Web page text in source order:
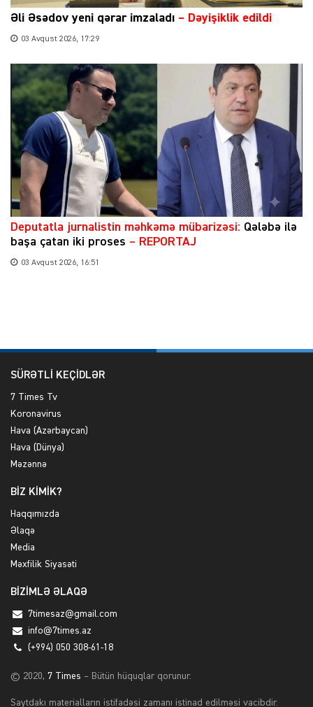
Əli Əsədov yeni qərar imzaladı – Dəyişiklik edildi
03 Avqust 2026, 17:29
​Deputatla jurnalistin məhkəmə mübarizəsi: Qələbə ilə
başa çatan iki proses – REPORTAJ
03 Avqust 2026, 16:51
SÜRƏTLİ KEÇİDLƏR
7 Times Tv
Koronavirus
Hava (Azərbaycan)
Hava (Dünya)
Məzənnə
BİZ KİMİK?
Haqqımızda
Əlaqə
Media
Məxfilik Siyasəti
BİZİMLƏ ƏLAQƏ
7timesaz@gmail.com
info@7times.az
(+994) 050 308-61-18
© 2020, 7 Times – Bütün hüquqlar qorunur.
Saytdakı materialların istifadəsi zamanı istinad edilməsi vacibdir.